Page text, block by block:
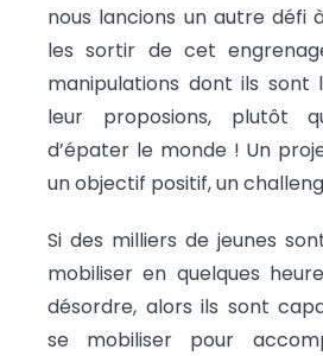
nous lancions un autre défi
les sortir de cet
manipulations dont ils sont
leur proposions, plutôt
d’épater le monde ! Un
un objectif positif, un
Si des milliers de jeunes
mobiliser en quelques
désordre, alors ils sont
se mobiliser pour